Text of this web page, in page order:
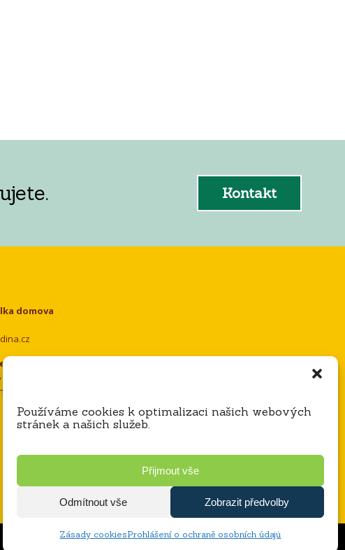
Používáme cookies k optimalizaci našich webových
stránek a našich služeb.
Přijmout vše
Odmítnout vše Zobrazit předvolby
Zásady cookiesProhlášení o ochraně osobních údajů
Kontakt
domova
Zásady ochrany osobních údajů